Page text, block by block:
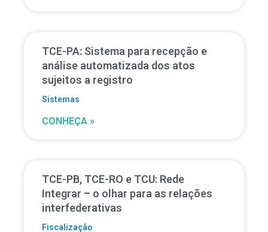
TCE-PA: Sistema para recepção e
análise automatizada dos atos
sujeitos a registro
Sistemas
CONHEÇA »
TCE-PB, TCE-RO e TCU: Rede
Integrar – o olhar para as relações
interfederativas
Fiscalização